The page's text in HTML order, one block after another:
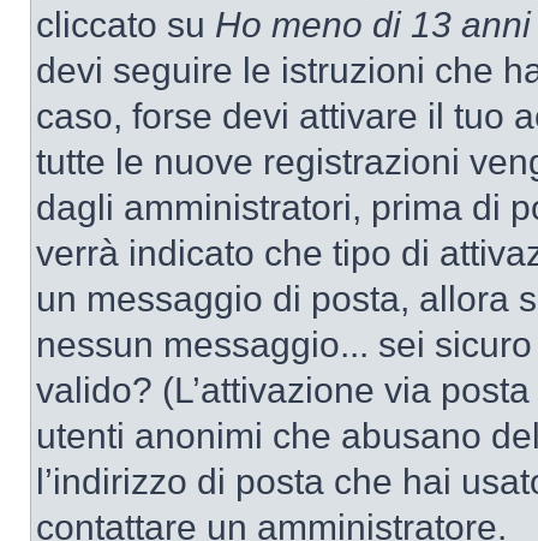
cliccato su Ho meno di 13 anni
devi seguire le istruzioni che
caso, forse devi attivare il tuo
tutte le nuove registrazioni
dagli amministratori, prima di
verrà indicato che tipo di
un messaggio di posta, allora
nessun messaggio... sei
valido? (L’attivazione via
utenti anonimi che abusano
l’indirizzo di posta che hai
contattare un amministratore.